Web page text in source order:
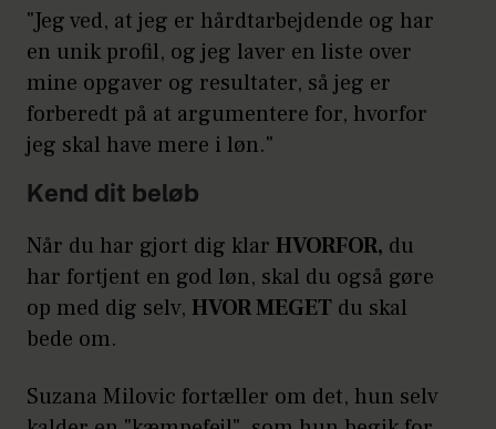
argumenter for, hvorfor du
skal stige i løn.
Beskriv dig selv, som din
største fan/bedste kollega ville
beskrive dig – det er en
hjælper på argumentationen.
Gør din lønstigning til en
succeshistorie for chefen –
at føle, at de har del i de gode
"Jeg ved, at jeg er hårdtarbejdende og har
en unik profil, og jeg laver en liste over
mine opgaver og resultater, så jeg er
forberedt på at argumentere for, hvorfor
jeg skal have mere i løn."
Kend dit beløb
Når du har gjort dig klar HVORFOR, du
har fortjent en god løn, skal du også gøre
op med dig selv, HVOR MEGET du skal
bede om.
Suzana Milovic fortæller om det, hun selv